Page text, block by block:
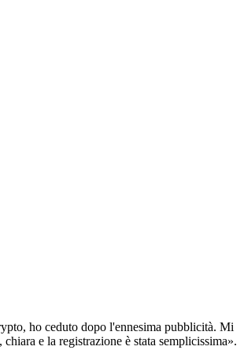
ho ceduto dopo l'ennesima pubblicità. Mi
e la registrazione è stata semplicissima».